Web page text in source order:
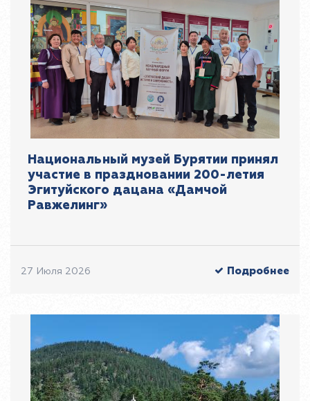
Национальный музей Бурятии принял
участие в праздновании 200-летия
Эгитуйского дацана «Дамчой
Равжелинг»
27 Июля 2026 Подробнее